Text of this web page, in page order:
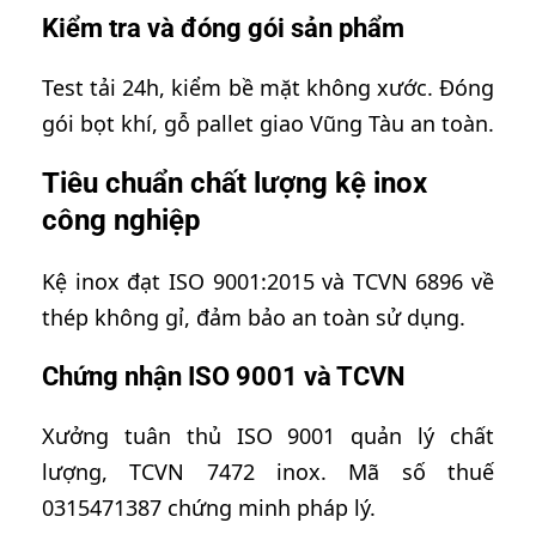
Kiểm tra và đóng gói sản phẩm
Test tải 24h, kiểm bề mặt không xước. Đóng
gói bọt khí, gỗ pallet giao Vũng Tàu an toàn.
Tiêu chuẩn chất lượng kệ inox
công nghiệp
Kệ inox đạt ISO 9001:2015 và TCVN 6896 về
thép không gỉ, đảm bảo an toàn sử dụng.
Chứng nhận ISO 9001 và TCVN
Xưởng tuân thủ ISO 9001 quản lý chất
lượng, TCVN 7472 inox. Mã số thuế
0315471387 chứng minh pháp lý.